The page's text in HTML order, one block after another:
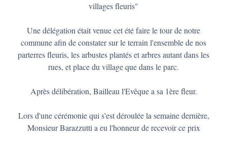
villages fleuris"
Une délégation était venue cet été faire le tour de notre
commune afin de constater sur le terrain l'ensemble de nos
parterres fleuris, les arbustes plantés et arbres autant dans les
rues, et place du village que dans le parc.
Après délibération, Bailleau l'Evêque a sa 1ère fleur.
Lors d'une cérémonie qui s'est déroulée la semaine dernière,
Monsieur Barazzutti a eu l'honneur de recevoir ce prix